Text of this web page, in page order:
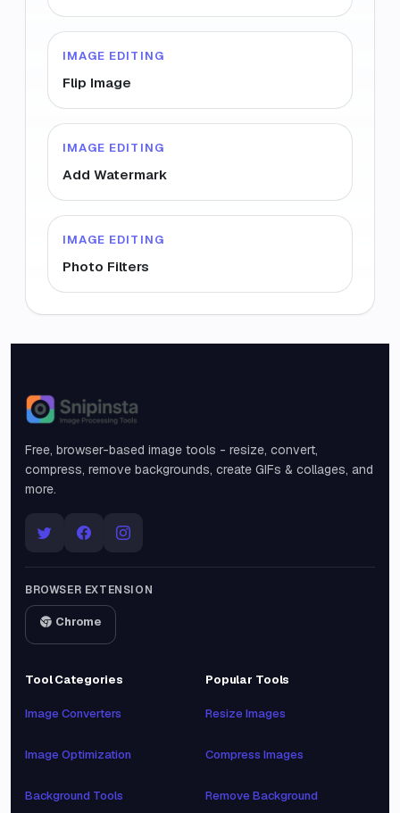
IMAGE EDITING
Flip Image
IMAGE EDITING
Add Watermark
IMAGE EDITING
Photo Filters
Snipinsta
Free, browser-based image tools - resize, convert,
compress, remove backgrounds, create GIFs & collages, and
more.
BROWSER EXTENSION
Chrome
Tool Categories
Image Converters
Image Optimization
Background Tools
Popular Tools
Resize Images
Compress Images
Remove Background